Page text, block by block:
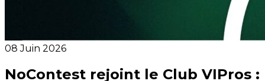
08 Juin 2026
NoContest rejoint le Club VIPros :